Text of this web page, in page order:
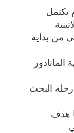
تكتمل
من بداية
الماتادور
رحلة البحث
هدف